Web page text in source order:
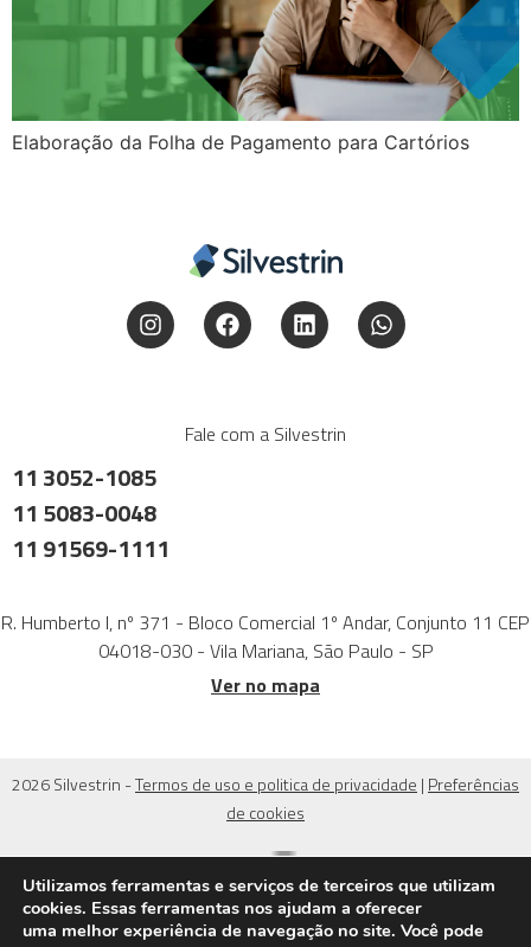
Elaboração da Folha de Pagamento para Cartórios
Fale com a Silvestrin
11 3052-1085
11 5083-0048
11 91569-1111
R. Humberto I, nº 371 - Bloco Comercial 1º Andar, Conjunto 11 CEP
04018-030 - Vila Mariana, São Paulo - SP
Ver no mapa
2026 Silvestrin -Termos de uso e politica de privacidade | Preferências
de cookies
Utilizamos ferramentas e serviços de terceiros que utilizam
cookies. Essas ferramentas nos ajudam a oferecer
uma melhor experiência de navegação no site. Você pode